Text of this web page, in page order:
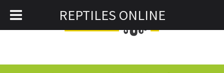
REPTILES ONLINE